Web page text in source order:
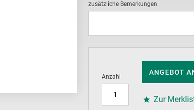
zusätzliche Bemerkungen
Anzahl
ANGEBOT
Zur